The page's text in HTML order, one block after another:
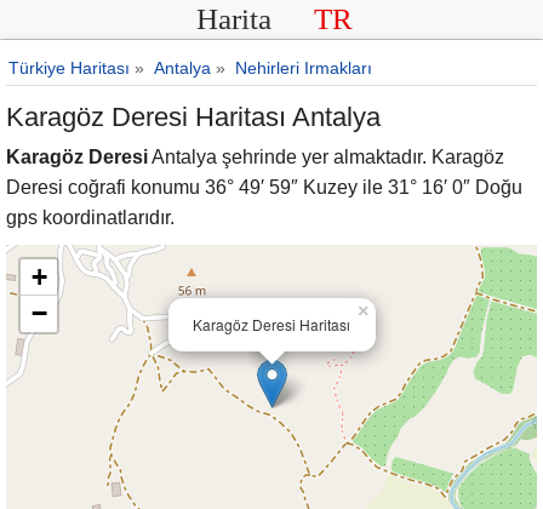
Harita TR
Türkiye Haritası » Antalya » Nehirleri Irmakları
Karagöz Deresi Haritası Antalya
Karagöz DeresiAntalya şehrinde yer almaktadır. Karagöz
Deresi coğrafi konumu 36° 49′ 59″ Kuzey ile 31° 16′ 0″ Doğu
gps koordinatlarıdır.
Karagöz Deresi Haritası
×
+
−